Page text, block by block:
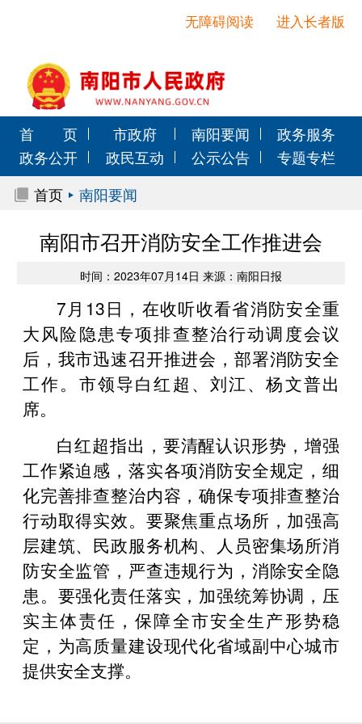
进入长者版
无障碍阅读
首 页 市政府 南阳要闻
政务服务
政务公开
政民互动 公示公告
专题专栏
首页
南阳要闻
南阳市召开消防安全工作推进会
时间：2023年07月14日 来源：南阳日报
7月13日，在收听收看省消防安全重
大风险隐患专项排查整治行动调度会议
后，我市迅速召开推进会，部署消防安全
工作。市领导白红超、刘江、杨文普出
席。
白红超指出，要清醒认识形势，增强
工作紧迫感，落实各项消防安全规定，细
化完善排查整治内容，确保专项排查整治
行动取得实效。要聚焦重点场所，加强高
层建筑、民政服务机构、人员密集场所消
防安全监管，严查违规行为，消除安全隐
患。要强化责任落实，加强统筹协调，压
实主体责任，保障全市安全生产形势稳
定，为高质量建设现代化省域副中心城市
提供安全支撑。